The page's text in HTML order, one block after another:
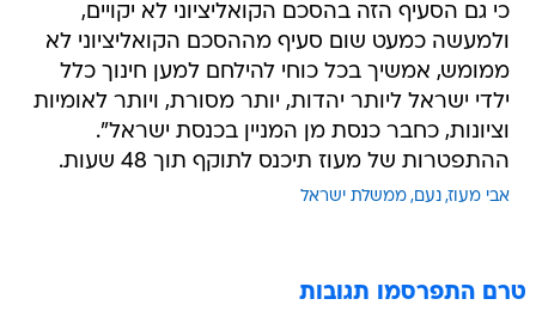
כי גם הסעיף הזה בהסכם הקואליציוני לא יקויים,
ולמעשה כמעט שום סעיף מההסכם הקואליציוני לא
ממומש, אמשיך בכל כוחי להילחם למען חינוך כלל
ילדי ישראל ליותר יהדות, יותר מסורת, ויותר לאומיות
וציונות, כחבר כנסת מן המניין בכנסת ישראל".
ההתפטרות של מעוז תיכנס לתוקף תוך 48 שעות.
אבי מעוז נעם ממשלת ישראל
טרם התפרסמו תגובות